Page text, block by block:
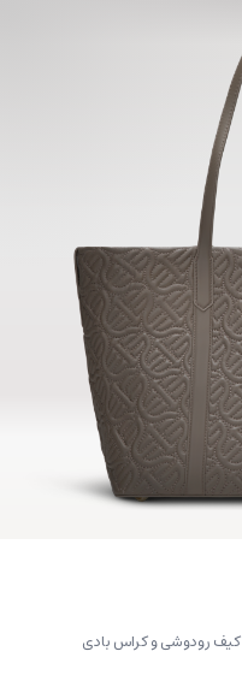
کیف رودوشی و کراس بادی